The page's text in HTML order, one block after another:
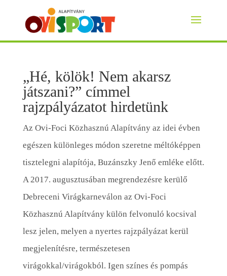
„Hé, kölök! Nem akarsz
játszani?” címmel
rajzpályázatot hirdetünk
Az Ovi-Foci Közhasznú Alapítvány az idei évben
egészen különleges módon szeretne méltóképpen
tisztelegni alapítója, Buzánszky Jenő emléke előtt.
A 2017. augusztusában megrendezésre kerülő
Debreceni Virágkarneválon az Ovi-Foci
Közhasznú Alapítvány külön felvonuló kocsival
lesz jelen, melyen a nyertes rajzpályázat kerül
megjelenítésre, természetesen
virágokkal/virágokból. Igen színes és pompás